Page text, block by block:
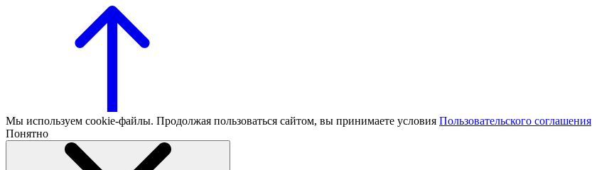
Мы используем cookie-файлы. Продолжая пользоваться сайтом, вы принимаете условия Пользовательского соглашения
Понятно